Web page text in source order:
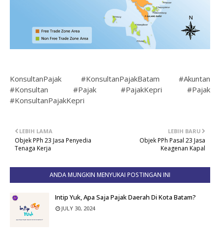
KonsultanPajak #KonsultanPajakBatam #Akuntan
#Konsultan #Pajak #PajakKepri #Pajak
#KonsultanPajakKepri
LEBIH BARU
Objek PPh Pasal 23 Jasa
Keagenan Kapal
LEBIH LAMA
Objek PPh 23 Jasa Penyedia
Tenaga Kerja
ANDA MUNGKIN MENYUKAI POSTINGAN INI
Intip Yuk, Apa Saja Pajak Daerah Di Kota Batam?
JULY 30, 2024